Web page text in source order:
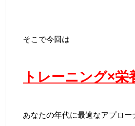
そこで今回は
トレーニング×栄
あなたの年代に最適なアプロ